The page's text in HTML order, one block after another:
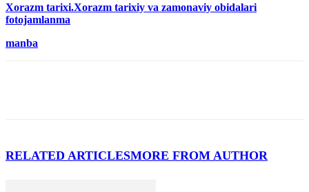
Xorazm tarixi.Xorazm tarixiy va zamonaviy obidalari
fotojamlanma
manba
RELATED ARTICLESMORE FROM AUTHOR